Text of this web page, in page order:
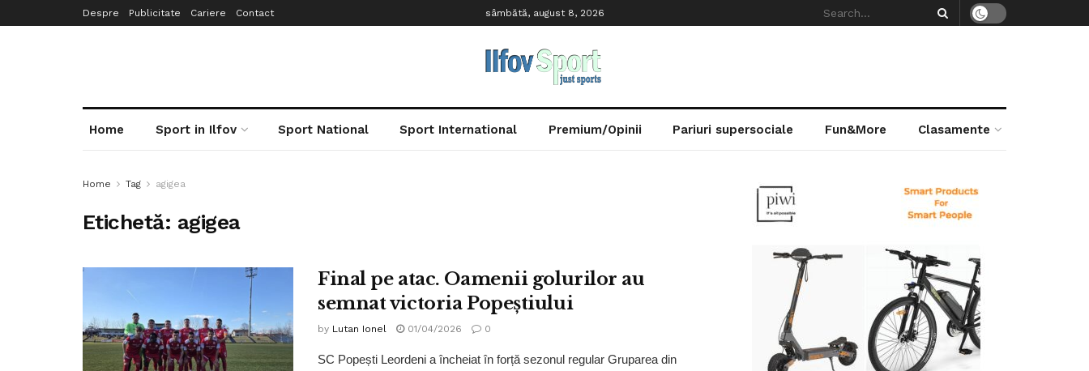
Despre Publicitate Cariere Contact sâmbătă, august 8, 2026
Home Sport in Ilfov Sport National Sport International Premium/Opinii Pariuri supersociale Fun&More Clasamente
Home Tag agigea
Etichetă: agigea
Final pe atac. Oamenii golurilor au
semnat victoria Popeștiului
by Lutan Ionel 01/04/2026 0
SC Popești Leordeni a încheiat în forță sezonul regular Gruparea din